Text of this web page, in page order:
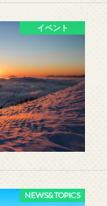
イベント
NEWS&TOPICS